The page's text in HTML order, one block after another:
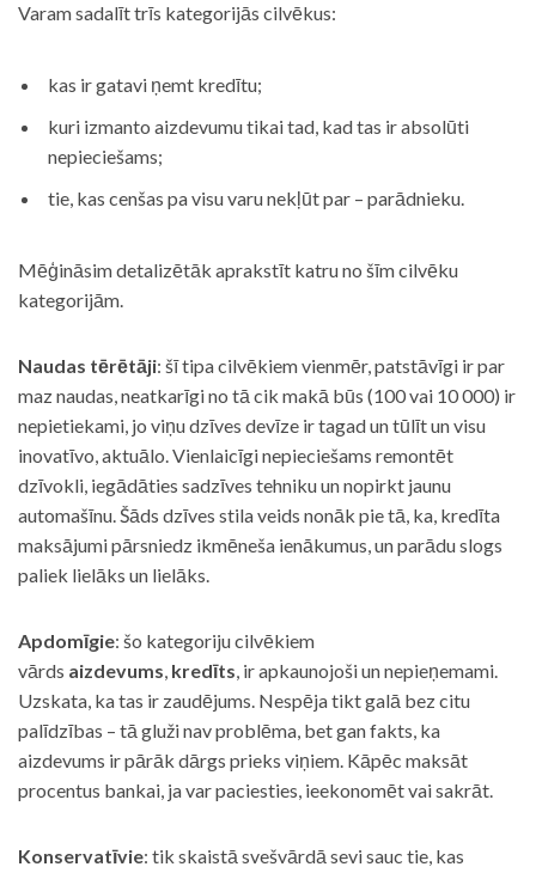
Varam sadalīt trīs kategorijās cilvēkus:
kas ir gatavi ņemt kredītu;
kuri izmanto aizdevumu tikai tad, kad tas ir absolūti
nepieciešams;
tie, kas cenšas pa visu varu nekļūt par – parādnieku.
Mēģināsim detalizētāk aprakstīt katru no šīm cilvēku
kategorijām.
Naudas tērētāji: šī tipa cilvēkiem vienmēr, patstāvīgi ir par
maz naudas, neatkarīgi no tā cik makā būs (100 vai 10 000) ir
nepietiekami, jo viņu dzīves devīze ir tagad un tūlīt un visu
inovatīvo, aktuālo. Vienlaicīgi nepieciešams remontēt
dzīvokli, iegādāties sadzīves tehniku un nopirkt jaunu
automašīnu. Šāds dzīves stila veids nonāk pie tā, ka, kredīta
maksājumi pārsniedz ikmēneša ienākumus, un parādu slogs
paliek lielāks un lielāks.
Apdomīgie: šo kategoriju cilvēkiem
vārds aizdevums, kredīts, ir apkaunojoši un nepieņemami.
Uzskata, ka tas ir zaudējums. Nespēja tikt galā bez citu
palīdzības – tā gluži nav problēma, bet gan fakts, ka
aizdevums ir pārāk dārgs prieks viņiem. Kāpēc maksāt
procentus bankai, ja var paciesties, ieekonomēt vai sakrāt.
Konservatīvie: tik skaistā svešvārdā sevi sauc tie, kas